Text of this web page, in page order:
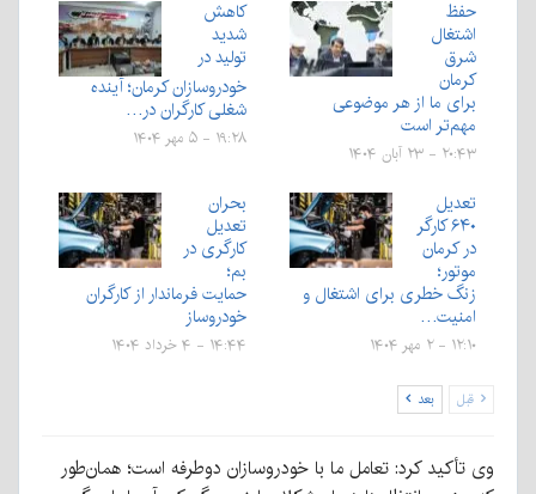
حفظ
اشتغال
شرق
کرمان
برای ما از هر موضوعی
مهم‌تر است
۲۰:۴۳ - ۲۳ آبان ۱۴۰۴
کاهش
شدید
تولید در
خودروسازان کرمان؛ آینده
شغلی کارگران در…
۱۹:۲۸ - ۵ مهر ۱۴۰۴
تعدیل
۶۴۰ کارگر
در کرمان
موتور؛
زنگ خطری برای اشتغال و
امنیت…
۱۲:۱۰ - ۲ مهر ۱۴۰۴
بحران
تعدیل
کارگری در
بم؛
حمایت فرماندار از کارگران
خودروساز
۱۴:۴۴ - ۴ خرداد ۱۴۰۴
قبل بعد
وی تأکید کرد: تعامل ما با خودروسازان دوطرفه است؛ همان‌طور